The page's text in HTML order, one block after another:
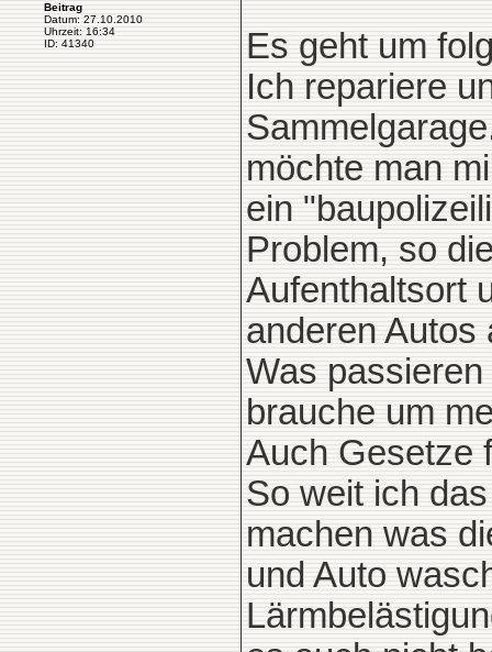
Beitrag
Datum: 27.10.2010
Uhrzeit: 16:34
ID: 41340
Es geht um
Ich repariere
möchte man
ein
Problem, so
Aufenthaltsort
anderen
Was
brauche um
Auch Gesetze
So weit ich
machen was
und Auto